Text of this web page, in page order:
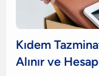
Kıdem
Alınır ve